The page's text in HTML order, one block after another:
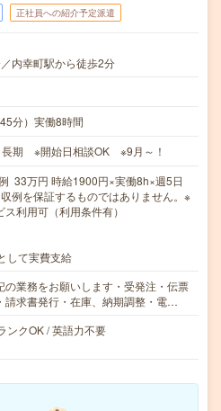
正社員への紹介予定派遣
内幸町駅から徒歩2分
分）実働8時間
長期 ※開始日相談OK ※9月～！
33万円 時給1900円×実働8h×週5日
例を保証するものではありません。※
利用可（利用条件有）
して実費支給
の業務をお願いします・受発注・伝票
請求書発行・在庫、納期調整・電…
ンクOK / 英語力不要